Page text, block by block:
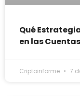
Qué
en las
Criptoinforme 7